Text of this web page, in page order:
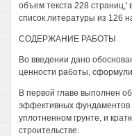
объем текста 228 страниц,'
список литературы из 126
СОДЕРЖАНИЕ РАБОТЫ
Во введении дано
ценности работы,
В первой главе выполнен
эффективных фундаментов
уплотненном грунте, и
строительстве.